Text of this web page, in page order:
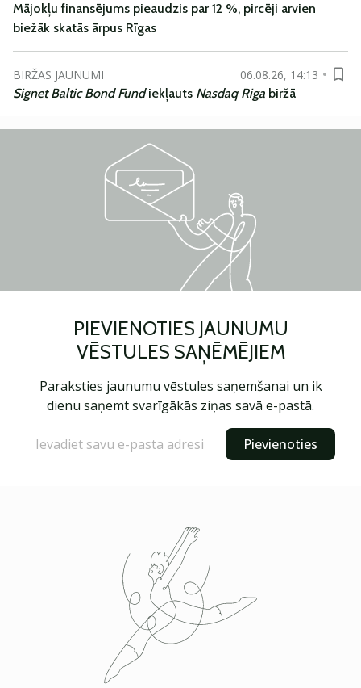
Mājokļu finansējums pieaudzis par 12 %, pircēji arvien
biežāk skatās ārpus Rīgas
BIRŽAS JAUNUMI
06.08.26, 14:13
Signet Baltic Bond Fundiekļauts Nasdaq Riga biržā
PIEVIENOTIES JAUNUMU
VĒSTULES SAŅĒMĒJIEM
Paraksties jaunumu vēstules saņemšanai un ik
dienu saņemt svarīgākās ziņas savā e-pastā.
Pievienoties